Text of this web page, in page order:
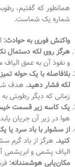
همانطور که گفتیم،
شماره یک شماست.
واکنش فوری به حوادث:
هرگز روی لکه دستمال
و نفوذ آن به عمق
بلافاصله با یک حوله
لکه فشار دهید. هدف
زمانی که دیگر رطوبتی
یک کاسه زیر قسمت
هوا در زیر آن جریان
از سشوار با باد سرد
کنید. هرگز از باد گرم
الیاف پشمی و ابریشمی
مکان‌یابی هوشمندانه: